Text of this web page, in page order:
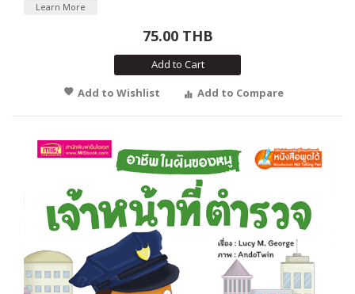
Learn More
75.00 THB
Add to Cart
Add to Wishlist
Add to Compare